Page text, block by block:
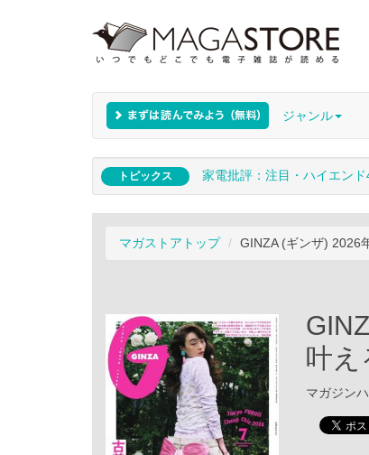
ジャンル
トピックス 家電批評：注目・ハイエン
マガストアトップ GINZA (ギンザ) 2026
叶え
マガジン